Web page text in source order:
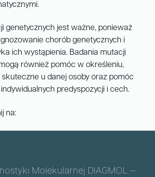
genetycznych jest ważne, ponieważ
chorób genetycznych i
ich wystąpienia. Badania mutacji
również pomóc w określeniu,
u danej osoby oraz pomóc
predyspozycji i cech.
na:
Molekularnej DIAGMOL –